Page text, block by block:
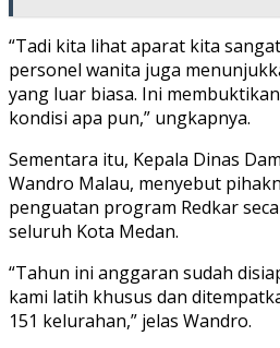
“Tadi kita lihat aparat kita
personel wanita juga
yang luar biasa. Ini
kondisi apa pun,” ungkapnya.
Sementara itu, Kepala Dinas
Wandro Malau, menyebut
penguatan program Redkar
seluruh Kota Medan.
“Tahun ini anggaran sudah
kami latih khusus dan
151 kelurahan,” jelas Wandro.